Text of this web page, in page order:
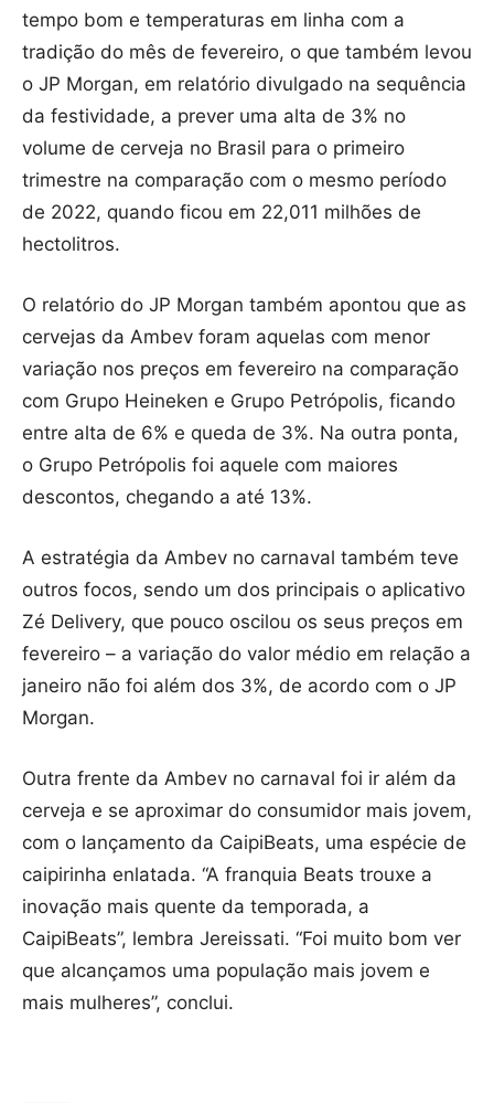
tempo bom e temperaturas em linha com a
tradição do mês de fevereiro, o que também levou
o JP Morgan, em relatório divulgado na sequência
da festividade, a prever uma alta de 3% no
volume de cerveja no Brasil para o primeiro
trimestre na comparação com o mesmo período
de 2022, quando ficou em 22,011 milhões de
hectolitros.
O relatório do JP Morgan também apontou que as
cervejas da Ambev foram aquelas com menor
variação nos preços em fevereiro na comparação
com Grupo Heineken e Grupo Petrópolis, ficando
entre alta de 6% e queda de 3%. Na outra ponta,
o Grupo Petrópolis foi aquele com maiores
descontos, chegando a até 13%.
A estratégia da Ambev no carnaval também teve
outros focos, sendo um dos principais o aplicativo
Zé Delivery, que pouco oscilou os seus preços em
fevereiro – a variação do valor médio em relação a
janeiro não foi além dos 3%, de acordo com o JP
Morgan.
Outra frente da Ambev no carnaval foi ir além da
cerveja e se aproximar do consumidor mais jovem,
com o lançamento da CaipiBeats, uma espécie de
caipirinha enlatada. “A franquia Beats trouxe a
inovação mais quente da temporada, a
CaipiBeats”, lembra Jereissati. “Foi muito bom ver
que alcançamos uma população mais jovem e
mais mulheres”, conclui.